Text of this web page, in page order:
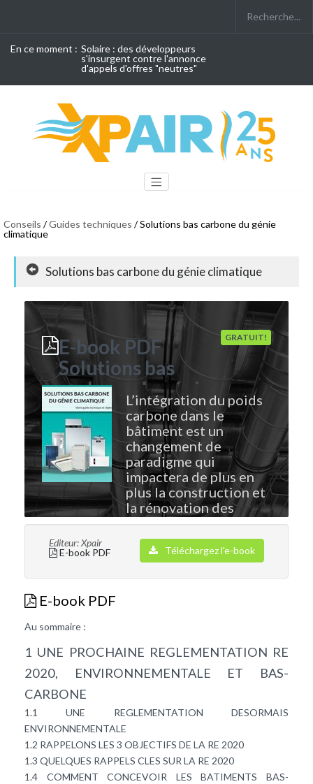
En ce moment : Solaire : des développeurs
s'insurgent contre l'annonce
d'appels d'offres "neutres"
Conseils /Guides techniques / Solutions bas carbone du génie
climatique
Solutions bas carbone du génie climatique
GRATUIT!
E-book PDF
Solutions bas
carbone du génie
climatiqueL’intégration du poids
carbone dans le
bâtiment est un
changement de
paradigme qui
impactera de plus en
plus la construction et
la rénovation des
bâtiments. Pour tenter
d'atteindre la
neutralité...
Editeur: Xpair
E-book PDF
Téléchargez l'e-book
E-book PDF
Au sommaire :
1 UNE PROCHAINE REGLEMENTATION RE
2020, ENVIRONNEMENTALE ET BAS-
CARBONE
1.1 UNE REGLEMENTATION DESORMAIS
ENVIRONNEMENTALE
1.2 RAPPELONS LES 3 OBJECTIFS DE LA RE 2020
1.3 QUELQUES RAPPELS CLES SUR LA RE 2020
1.4 COMMENT CONCEVOIR LES BATIMENTS BAS-